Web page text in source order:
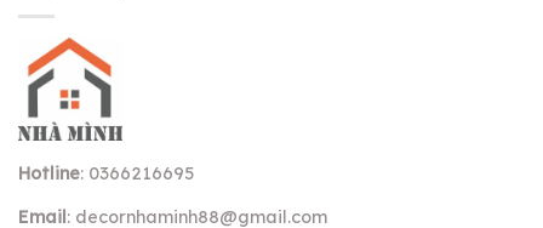
Hotline: 0366216695
Email: decornhaminh88@gmail.com